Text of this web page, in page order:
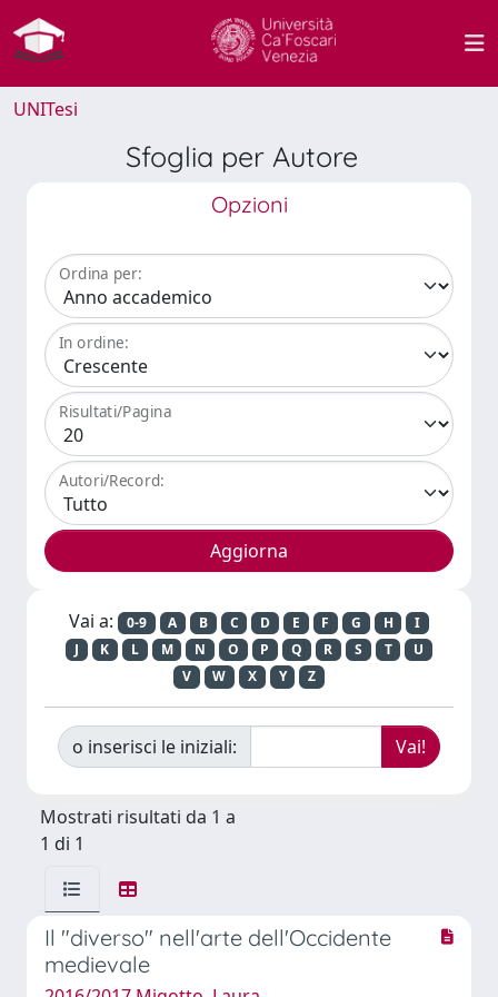
UNITesi
Sfoglia per Autore
Opzioni
Ordina per:
In ordine:
Risultati/Pagina
Autori/Record:
Vai a: 0-9 A B C D E F G H
I
J
K L M N O P Q R S T
U
V
W X Y Z
o inserisci le iniziali:
Mostrati risultati da 1 a
1 di 1
Il "diverso" nell'arte dell'Occidente
medievale